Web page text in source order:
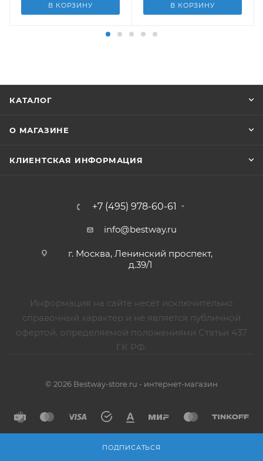
ПОДПИСАТЬСЯ
В КОРЗИНУ В КОРЗИНУ
КАТАЛОГ
О МАГАЗИНЕ
КЛИЕНТСКАЯ ИНФОРМАЦИЯ
+7 (495) 978-60-61
info@bestway.ru
г. Москва, Ленинский проспект,
д.39/1
Информация на сайте несёт исключительно
справочный характер и не является публичной
офертой, определяемой положениями Статьи 437
ГК РФ.
© 2026 Bestway-store.ru - интернет-магазин